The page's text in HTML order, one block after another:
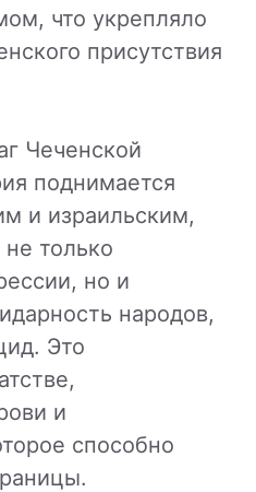
что укрепляло
присутствия
Чеченской
поднимается
и израильским,
только
но и
народов,
Это
и
способно